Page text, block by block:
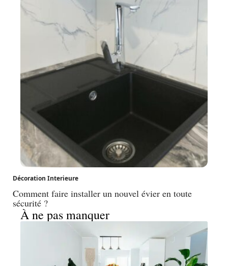
Décoration Interieure
Comment faire installer un nouvel évier en toute
sécurité ?
À ne pas manquer